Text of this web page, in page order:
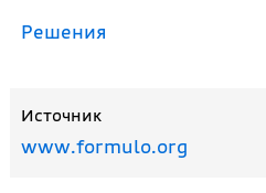
Решения
Источник
www.formulo.org